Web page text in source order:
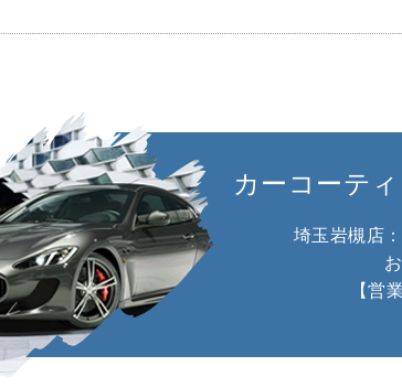
カーコーテ
埼玉岩槻店：
【営